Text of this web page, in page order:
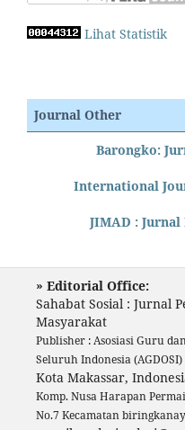
Lihat Statistik
Journal Other
Barongko:
International
JIMAD :
» Editorial Office:
Sahabat Sosial : Jurnal
Masyarakat
Publisher : Asosiasi Guru
Seluruh Indonesia (AGDOSI)
Kota Makassar,
Komp. Nusa Harapan
No.7 Kecamatan